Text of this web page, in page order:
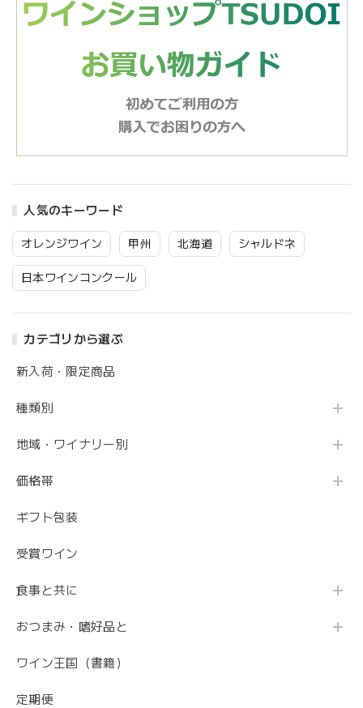
人気のキーワード
オレンジワイン 甲州 北海道 シャルドネ
日本ワインコンクール
カテゴリから選ぶ
新入荷・限定商品
種類別
地域・ワイナリー別
価格帯
ギフト包装
受賞ワイン
食事と共に
おつまみ・嗜好品と
ワイン王国（書籍）
定期便